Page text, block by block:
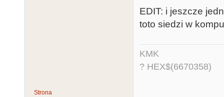
EDIT: i jeszcze
toto siedzi w
KMK
? HEX$(6670358)
Strona